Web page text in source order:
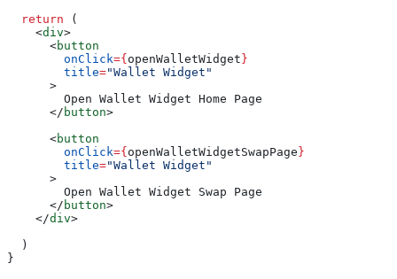
  return
(
    <
div>
      <
button
        onClick
={openWalletWidget}
        title
="Wallet Widget"
      >
        Open Wallet Widget Home Page
      </
button>
      <
button
        onClick
={openWalletWidgetSwapPage}
        title
="Wallet Widget"
      >
        Open Wallet Widget Swap Page
      </
button>
    </
div>
  )
}